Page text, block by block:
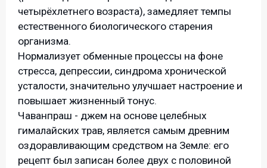
четырёхлетнего возраста), замедляет темпы
естественного биологического старения
организма.
Нормализует обменные процессы на фоне
стресса, депрессии, синдрома хронической
усталости, значительно улучшает настроение и
повышает жизненный тонус.
Чаванпраш - джем на основе целебных
гималайских трав, является самым древним
оздоравливающим средством на Земле: его
рецепт был записан более двух с половиной